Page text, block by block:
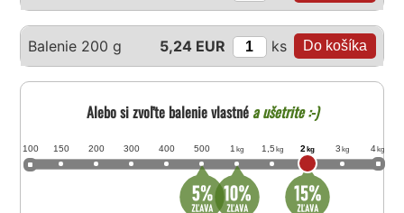
Balenie 200 g 5,24 EUR ks
Alebo si zvoľte balenie vlastnéa ušetrite :-)
100 150 200 300 400 500 1 kg 1,5 kg 2 kg 3 kg 4 kg